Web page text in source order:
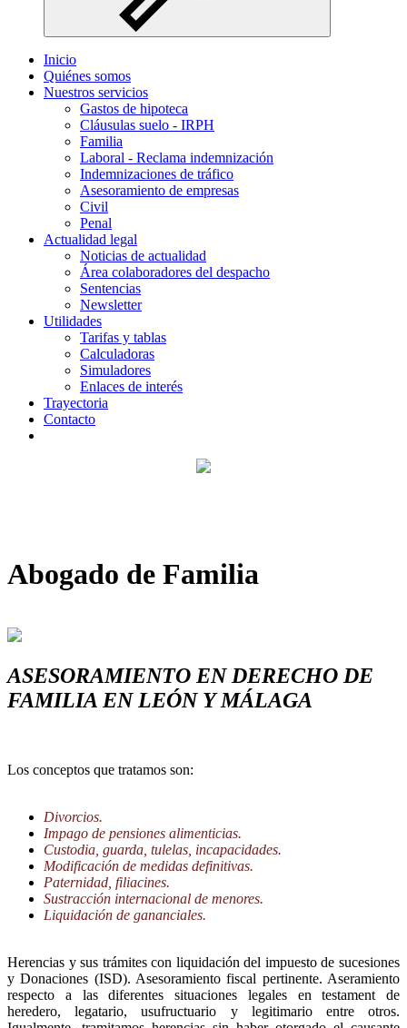
Inicio
Quiénes somos
Nuestros servicios
Gastos de hipoteca
Cláusulas suelo - IRPH
Familia
Laboral - Reclama indemnización
Indemnizaciones de tráfico
Asesoramiento de empresas
Civil
Penal
Actualidad legal
Noticias de actualidad
Área colaboradores del despacho
Sentencias
Newsletter
Utilidades
Tarifas y tablas
Calculadoras
Simuladores
Enlaces de interés
Trayectoria
Contacto
Abogado de Familia
ASESORAMIENTO EN DERECHO DE
FAMILIA EN LEÓN Y MÁLAGA
Los conceptos que tratamos son:
Divorcios.
Impago de pensiones alimenticias.
Custodia, guarda, tulelas, incapacidades.
Modificación de medidas definitivas.
Paternidad, filiacines.
Sustracción internacional de menores.
Liquidación de gananciales.
Herencias y sus trámites con liquidación del impuesto de sucesiones
y Donaciones (ISD). Asesoramiento fiscal pertinente. Aseramiento
respecto a las diferentes situaciones legales en testament de
heredero, legatario, usufructuario y legitimario entre otros.